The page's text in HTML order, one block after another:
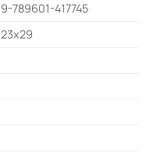
9-789601-417745
23χ29